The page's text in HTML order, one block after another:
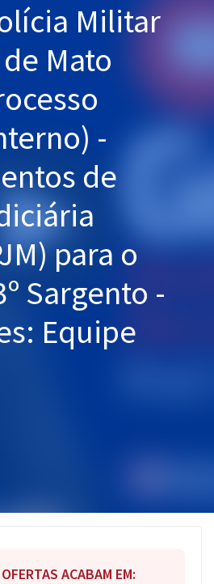
Militar
Mato
-
de
para o
Sargento -
Equipe
ACABAM EM: